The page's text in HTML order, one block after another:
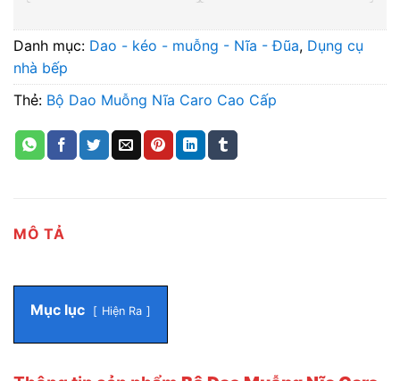
Danh mục: Dao - kéo - muỗng - Nĩa - Đũa, Dụng cụ
nhà bếp
Thẻ: Bộ Dao Muỗng Nĩa Caro Cao Cấp
MÔ TẢ
Mục lục Hiện Ra